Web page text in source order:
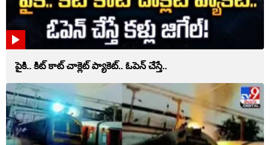
పైకి.. కిట్‌ కాట్‌ చాక్లెట్ ప్యాకెట్‌.. ఓపెన్‌ చేస్తే..